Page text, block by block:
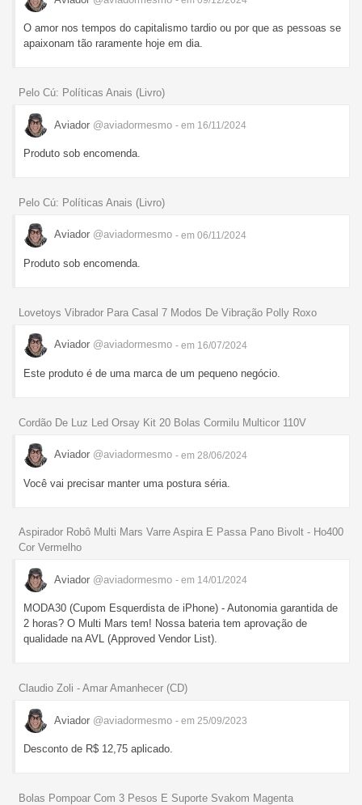
O amor nos tempos do capitalismo tardio ou por que as pessoas se
apaixonam tão raramente hoje em dia.
Pelo Cú: Políticas Anais (Livro)
Aviador @aviadormesmo - em 16/11/2024
Produto sob encomenda.
Pelo Cú: Políticas Anais (Livro)
Aviador @aviadormesmo - em 06/11/2024
Produto sob encomenda.
Lovetoys Vibrador Para Casal 7 Modos De Vibração Polly Roxo
Aviador @aviadormesmo - em 16/07/2024
Este produto é de uma marca de um pequeno negócio.
Cordão De Luz Led Orsay Kit 20 Bolas Cormilu Multicor 110V
Aviador @aviadormesmo - em 28/06/2024
Você vai precisar manter uma postura séria.
Aspirador Robô Multi Mars Varre Aspira E Passa Pano Bivolt - Ho400
Cor Vermelho
Aviador @aviadormesmo - em 14/01/2024
MODA30 (Cupom Esquerdista de iPhone) - Autonomia garantida de
2 horas? O Multi Mars tem! Nossa bateria tem aprovação de
qualidade na AVL (Approved Vendor List).
Claudio Zoli - Amar Amanhecer (CD)
Aviador @aviadormesmo - em 25/09/2023
Desconto de R$ 12,75 aplicado.
Bolas Pompoar Com 3 Pesos E Suporte Svakom Magenta